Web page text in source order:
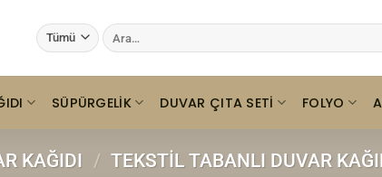
Ara:
SÜPÜRGELIK DUVAR ÇITA SETI FOLYO
KAĞIDI / TEKSTIL TABANLI DUVAR